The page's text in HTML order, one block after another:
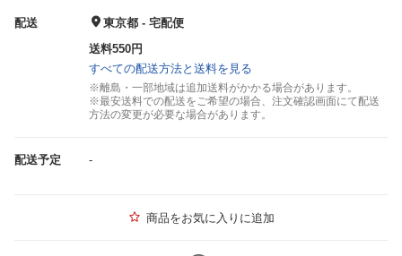
配送
東京都 - 宅配便
送料550円
すべての配送方法と送料を見る
※離島・一部地域は追加送料がかかる場合があります。
※最安送料での配送をご希望の場合、注文確認画面にて配送
方法の変更が必要な場合があります。
配送予定 -
商品をお気に入りに追加